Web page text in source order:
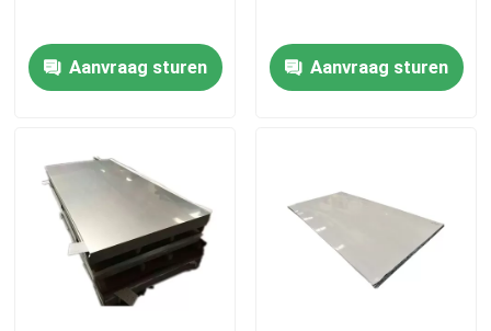
Huis
Ongeveer ons
Fabrieksreis
Aanvraag sturen Aanvraag sturen